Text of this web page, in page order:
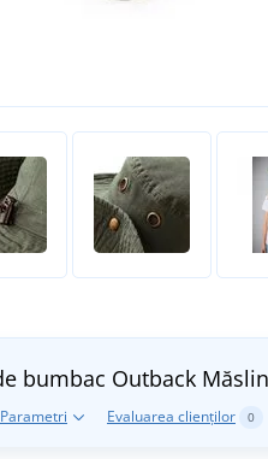
bumbac Outback Măslin
Evaluarea clienților 0